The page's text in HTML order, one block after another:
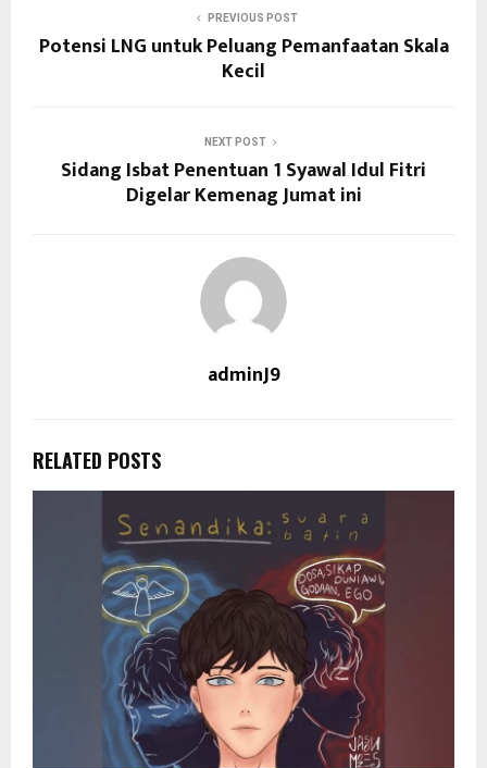
PREVIOUS POST
Potensi LNG untuk Peluang Pemanfaatan Skala
Kecil
NEXT POST
Sidang Isbat Penentuan 1 Syawal Idul Fitri
Digelar Kemenag Jumat ini
adminJ9
RELATED POSTS